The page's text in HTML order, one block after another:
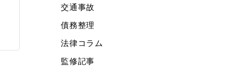
交通事故
債務整理
法律コラム
監修記事